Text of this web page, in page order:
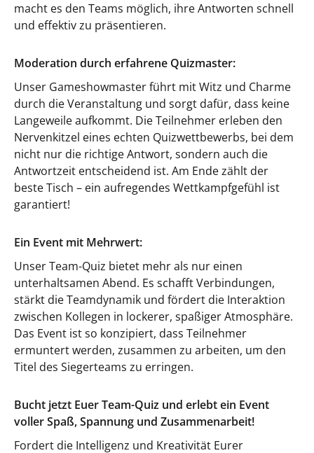
macht es den Teams möglich, ihre Antworten schnell
und effektiv zu präsentieren.
Moderation durch erfahrene Quizmaster:
Unser Gameshowmaster führt mit Witz und Charme
durch die Veranstaltung und sorgt dafür, dass keine
Langeweile aufkommt. Die Teilnehmer erleben den
Nervenkitzel eines echten Quizwettbewerbs, bei dem
nicht nur die richtige Antwort, sondern auch die
Antwortzeit entscheidend ist. Am Ende zählt der
beste Tisch – ein aufregendes Wettkampfgefühl ist
garantiert!
Ein Event mit Mehrwert:
Unser Team-Quiz bietet mehr als nur einen
unterhaltsamen Abend. Es schafft Verbindungen,
stärkt die Teamdynamik und fördert die Interaktion
zwischen Kollegen in lockerer, spaßiger Atmosphäre.
Das Event ist so konzipiert, dass Teilnehmer
ermuntert werden, zusammen zu arbeiten, um den
Titel des Siegerteams zu erringen.
Bucht jetzt Euer Team-Quiz und erlebt ein Event
voller Spaß, Spannung und Zusammenarbeit!
Fordert die Intelligenz und Kreativität Eurer